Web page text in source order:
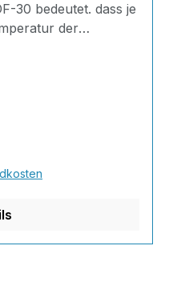
30 bedeutet. dass je
der
nach Wahl
Feststoff